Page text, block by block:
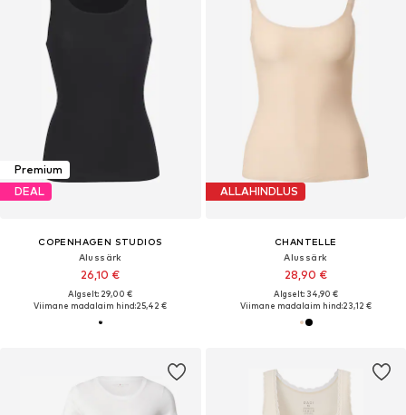
Premium
DEAL
COPENHAGEN STUDIOS
Alussärk
26,10 €
Algselt: 29,00 €
Viimane madalaim hind:25,42 €
ALLAHINDLUS
CHANTELLE
Alussärk
28,90 €
Algselt: 34,90 €
Viimane madalaim hind:23,12 €